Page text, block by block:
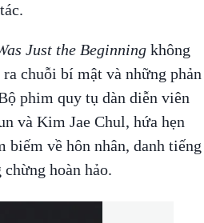
Just the Beginningkhông
chuỗi bí mật và những phản
phim quy tụ dàn diễn viên
và Kim Jae Chul, hứa hẹn
biếm về hôn nhân, danh tiếng
hoàn hảo.